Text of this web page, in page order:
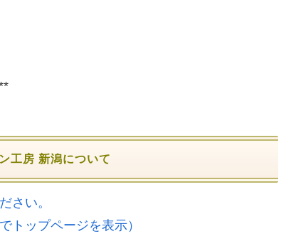
工房 新潟について
さい。
トップページを表示）